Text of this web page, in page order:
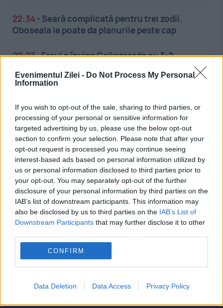
Evenimentul Zilei - Do Not Process My Personal
Information
If you wish to opt-out of the sale, sharing to third parties, or
processing of your personal or sensitive information for
targeted advertising by us, please use the below opt-out
section to confirm your selection. Please note that after your
opt-out request is processed you may continue seeing
interest-based ads based on personal information utilized by
us or personal information disclosed to third parties prior to
your opt-out. You may separately opt-out of the further
disclosure of your personal information by third parties on the
IAB’s list of downstream participants. This information may
also be disclosed by us to third parties on the IAB’s List of
Downstream Participants that may further disclose it to other
CONFIRM
Data Deletion Data Access Privacy Policy
22:34- Seară complicată pentru trei zodii.
Oboseala le poate da planurile peste cap
22:27-Farul a învins Csikszereda cu 3-2.
Cel mai bun portal de stiri!
Evenimentul Zilei este o publicație multimedia, dedicată
relevante din toate domeniile de activitate
Linkuri utile